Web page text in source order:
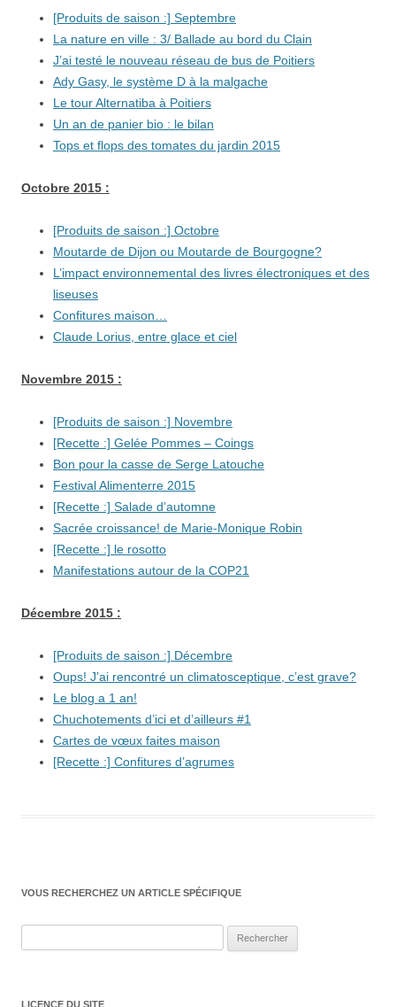
[Produits de saison :] Septembre
La nature en ville : 3/ Ballade au bord du Clain
J’ai testé le nouveau réseau de bus de Poitiers
Ady Gasy, le système D à la malgache
Le tour Alternatiba à Poitiers
Un an de panier bio : le bilan
Tops et flops des tomates du jardin 2015
Octobre 2015 :
[Produits de saison :] Octobre
Moutarde de Dijon ou Moutarde de Bourgogne?
L’impact environnemental des livres électroniques et des
liseuses
Confitures maison…
Claude Lorius, entre glace et ciel
Novembre 2015 :
[Produits de saison :] Novembre
[Recette :] Gelée Pommes – Coings
Bon pour la casse de Serge Latouche
Festival Alimenterre 2015
[Recette :] Salade d’automne
Sacrée croissance! de Marie-Monique Robin
[Recette :] le rosotto
Manifestations autour de la COP21
Décembre 2015 :
[Produits de saison :] Décembre
Oups! J’ai rencontré un climatosceptique, c’est grave?
Le blog a 1 an!
Chuchotements d’ici et d’ailleurs #1
Cartes de vœux faites maison
[Recette :] Confitures d’agrumes
VOUS RECHERCHEZ UN ARTICLE SPÉCIFIQUE
LICENCE DU SITE